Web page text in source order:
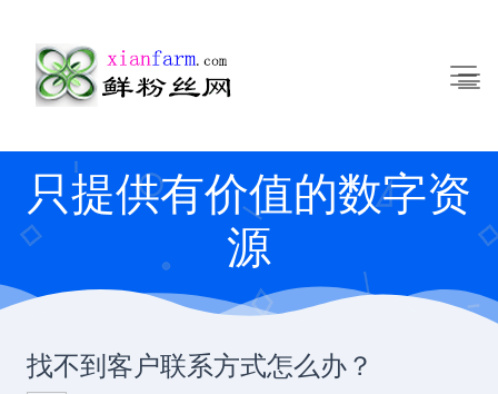
只提供有价值的数字资
源
找不到客户联系方式怎么办？